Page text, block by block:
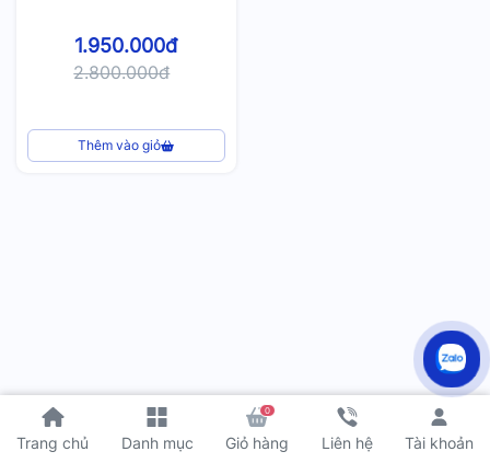
Trang chủ Danh mục
0
Giỏ hàng Liên hệ Tài khoản
1.950.000đ
2.800.000đ
Thêm vào giỏ